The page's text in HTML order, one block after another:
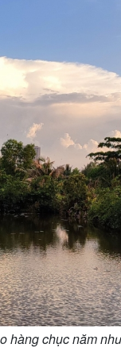
hàng chục năm